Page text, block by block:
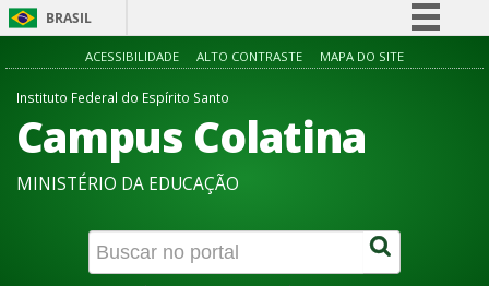
BRASIL
Simplifique!
Acesso à informação
Canais
ACESSIBILIDADE ALTO CONTRASTE MAPA DO SITE
Instituto Federal do Espírito Santo
Campus Colatina
MINISTÉRIO DA EDUCAÇÃO